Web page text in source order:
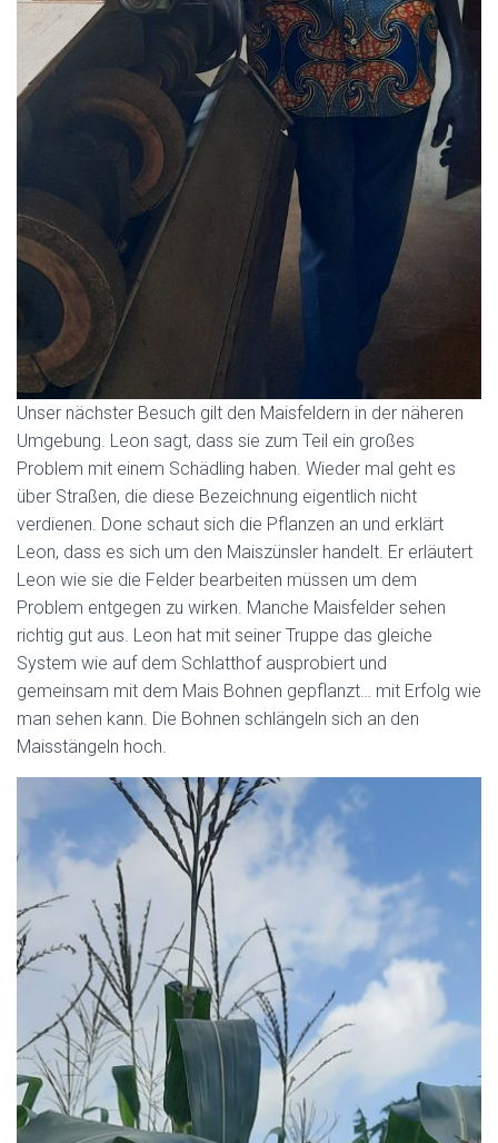
Unser nächster Besuch gilt den Maisfeldern in der näheren
Umgebung. Leon sagt, dass sie zum Teil ein großes
Problem mit einem Schädling haben. Wieder mal geht es
über Straßen, die diese Bezeichnung eigentlich nicht
verdienen. Done schaut sich die Pflanzen an und erklärt
Leon, dass es sich um den Maiszünsler handelt. Er erläutert
Leon wie sie die Felder bearbeiten müssen um dem
Problem entgegen zu wirken. Manche Maisfelder sehen
richtig gut aus. Leon hat mit seiner Truppe das gleiche
System wie auf dem Schlatthof ausprobiert und
gemeinsam mit dem Mais Bohnen gepflanzt… mit Erfolg wie
man sehen kann. Die Bohnen schlängeln sich an den
Maisstängeln hoch.